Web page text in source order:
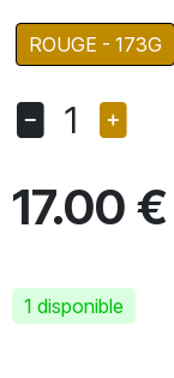
ROUGE - 173G
1
17.00 €
1 disponible